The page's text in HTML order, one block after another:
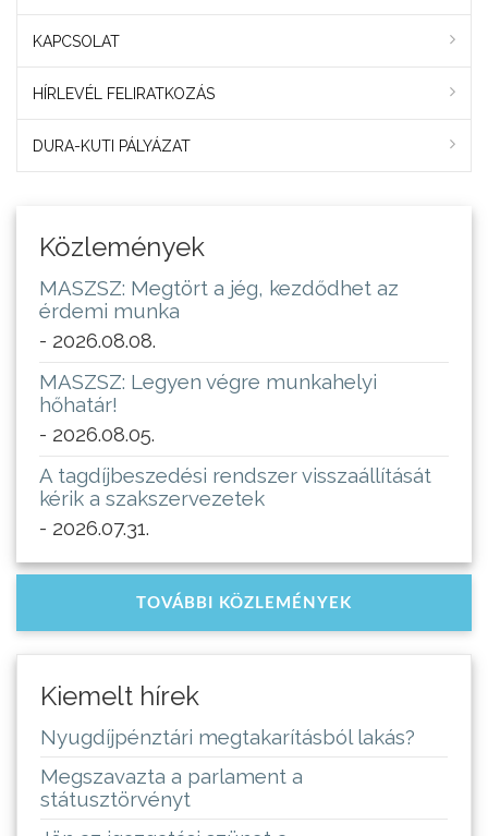
KAPCSOLAT
HÍRLEVÉL FELIRATKOZÁS
DURA-KUTI PÁLYÁZAT
Közlemények
MASZSZ: Megtört a jég, kezdődhet az
érdemi munka
- 2026.08.08.
MASZSZ: Legyen végre munkahelyi
hőhatár!
- 2026.08.05.
A tagdíjbeszedési rendszer visszaállítását
kérik a szakszervezetek
- 2026.07.31.
TOVÁBBI KÖZLEMÉNYEK
Kiemelt hírek
Nyugdíjpénztári megtakarításból lakás?
Megszavazta a parlament a
státusztörvényt